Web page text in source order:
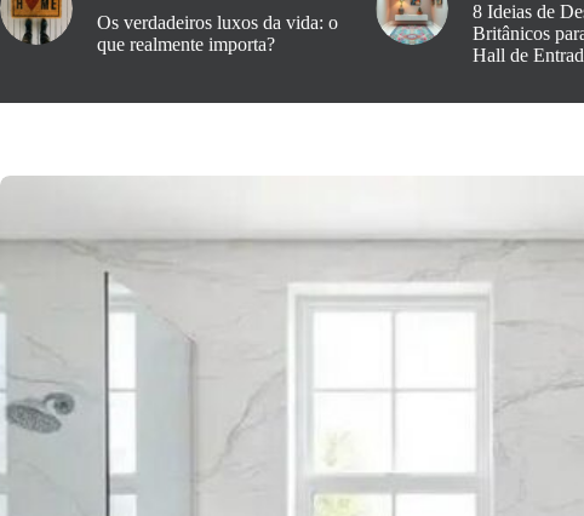
Os verdadeiros luxos da vida: o
que realmente importa?
8 Ideias de
Britânicos
Hall de